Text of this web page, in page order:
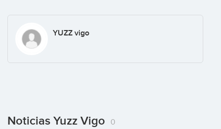
YUZZ vigo
Noticias Yuzz Vigo 0